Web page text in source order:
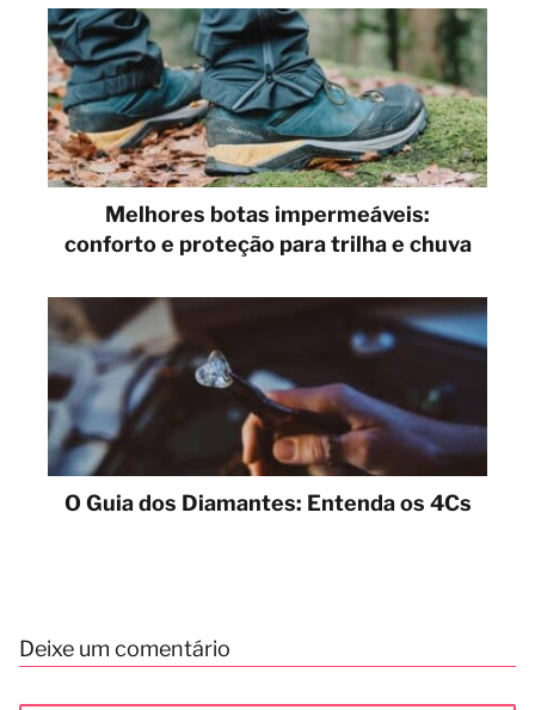
Melhores botas impermeáveis:
conforto e proteção para trilha e chuva
O Guia dos Diamantes: Entenda os 4Cs
Deixe um comentário